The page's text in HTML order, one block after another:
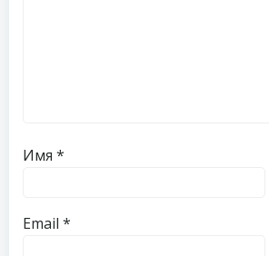
Имя *
Email *